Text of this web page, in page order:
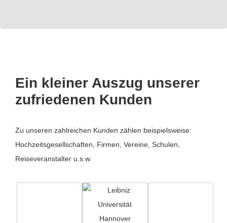
Ein kleiner Auszug unserer
zufriedenen Kunden
Zu unseren zahlreichen Kunden zählen beispielsweise:
Hochzeitsgesellschaften, Firmen, Vereine, Schulen,
Reiseveranstalter u.s.w.